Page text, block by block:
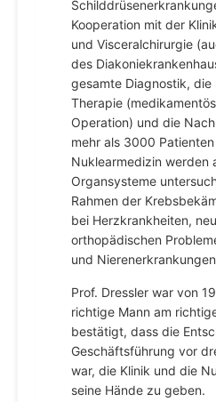
Kooperation mit der
und Visceralchirurgie
des
gesamte Diagnostik, die
Therapie
Operation) und die
mehr als 3000
Nuklearmedizin werden
Organsysteme
Rahmen der
bei Herzkrankheiten,
orthopädischen
und
Prof. Dressler war von
richtige Mann am
bestätigt, dass die
Geschäftsführung vor
war, die Klinik und die
seine Hände zu geben.